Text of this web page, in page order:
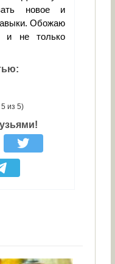
новое и
Обожаю
и не только
из 5)